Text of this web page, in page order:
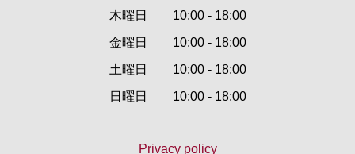
木曜日
10:00 - 18:00
金曜日
10:00 - 18:00
土曜日
10:00 - 18:00
日曜日
10:00 - 18:00
Privacy policy